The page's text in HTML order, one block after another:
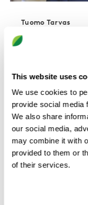
This website uses
We use cookies to
provide social media
We also share
our social media,
may combine it with
provided to them or
of their services.
Tuomo Tarvas
Hannu
vetäjänä
”Valta”
varastolla on
ansaitulle
varastolla
seuraaja on
saanut Hannu